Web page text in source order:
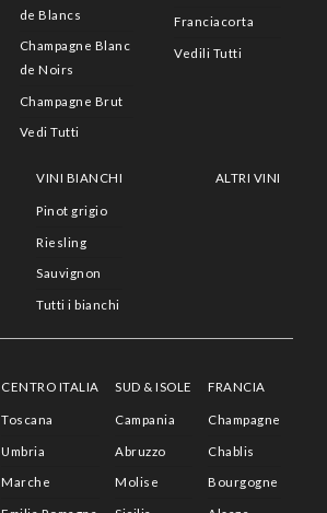
de Blancs
Champagne Blanc
de Noirs
Champagne Brut
Vedi Tutti
Franciacorta
Vedili Tutti
VINI BIANCHI
Pinot grigio
Riesling
Sauvignon
Tutti i bianchi
ALTRI VINI
CENTRO ITALIA
Toscana
Umbria
Marche
SUD & ISOLE
Campania
Abruzzo
Molise
FRANCIA
Champagne
Chablis
Bourgogne